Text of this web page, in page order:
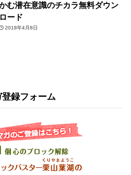
む潜在意識のチカラ無料ダウン
ロード
2018年4月8日
録フォーム